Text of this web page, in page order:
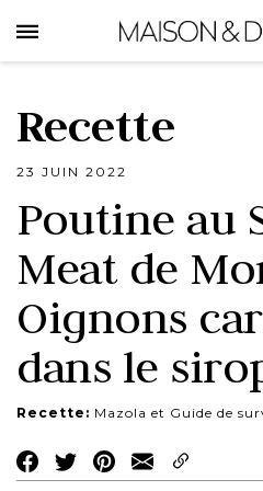
to
main
Recette
23 JUIN 2022
Poutine au
Meat de
Oignons
dans le
Recette: Mazola et Guide de
ShareShareShare